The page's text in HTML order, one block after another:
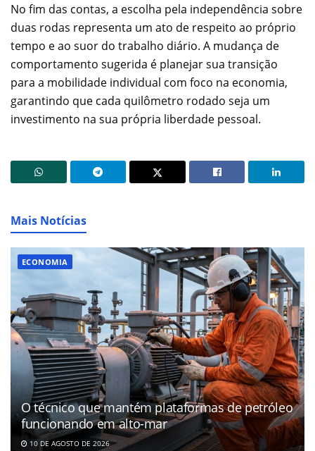
No fim das contas, a escolha pela independência sobre
duas rodas representa um ato de respeito ao próprio
tempo e ao suor do trabalho diário. A mudança de
comportamento sugerida é planejar sua transição
para a mobilidade individual com foco na economia,
garantindo que cada quilômetro rodado seja um
investimento na sua própria liberdade pessoal.
Mais Notícias
ECONOMIA
O técnico que mantém plataformas de petróleo
funcionando em alto-mar
10 DE AGOSTO DE 2026